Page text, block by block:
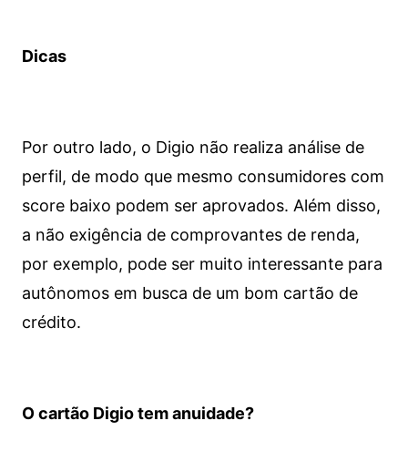
Dicas
Por outro lado, o Digio não realiza análise de
perfil, de modo que mesmo consumidores com
score baixo podem ser aprovados. Além disso,
a não exigência de comprovantes de renda,
por exemplo, pode ser muito interessante para
autônomos em busca de um bom cartão de
crédito.
O cartão Digio tem anuidade?